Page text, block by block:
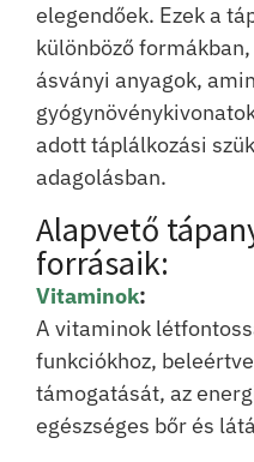
elegendőek. Ezek a
különböző
ásványi anyagok,
adott táplálkozási
adagolásban.
Alapvető
forrásaik:
Vitaminok:
A vitaminok
funkciókhoz,
támogatását, az
egészséges bőr és